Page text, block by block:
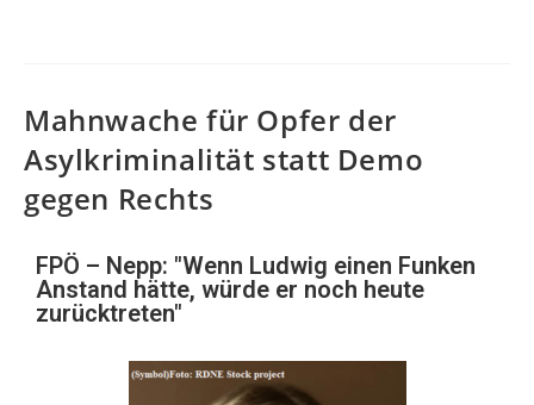
Mahnwache für Opfer der
Asylkriminalität statt Demo
gegen Rechts
FPÖ – Nepp: "Wenn Ludwig einen Funken
Anstand hätte, würde er noch heute
zurücktreten"